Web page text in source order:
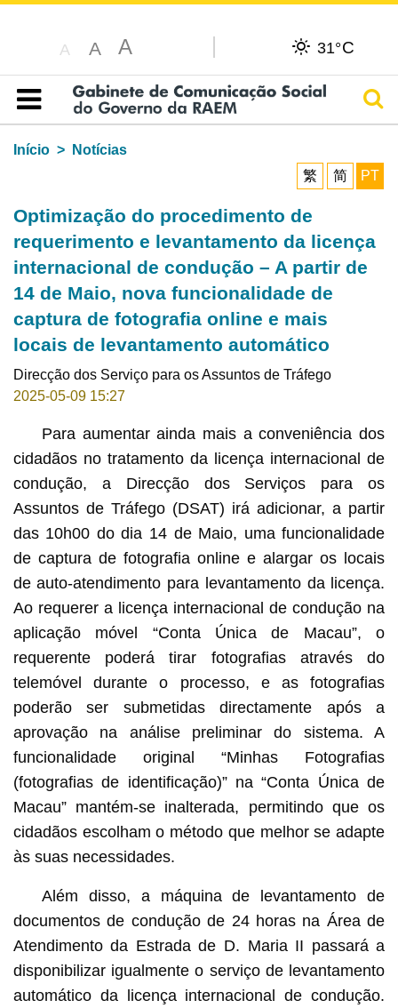
A A A 31°C
Índice
Início
Notícias
繁
简 PT
Optimização do procedimento de
requerimento e levantamento da licença
internacional de condução – A partir de
14 de Maio, nova funcionalidade de
captura de fotografia online e mais
locais de levantamento automático
Direcção dos Serviço para os Assuntos de Tráfego
2025-05-09 15:27
Para aumentar ainda mais a conveniência dos
cidadãos no tratamento da licença internacional de
condução, a Direcção dos Serviços para os
Assuntos de Tráfego (DSAT) irá adicionar, a partir
das 10h00 do dia 14 de Maio, uma funcionalidade
de captura de fotografia online e alargar os locais
de auto-atendimento para levantamento da licença.
Ao requerer a licença internacional de condução na
aplicação móvel “Conta Única de Macau”, o
requerente poderá tirar fotografias através do
telemóvel durante o processo, e as fotografias
poderão ser submetidas directamente após a
aprovação na análise preliminar do sistema. A
funcionalidade original “Minhas Fotografias
(fotografias de identificação)” na “Conta Única de
Macau” mantém-se inalterada, permitindo que os
cidadãos escolham o método que melhor se adapte
às suas necessidades.
Além disso, a máquina de levantamento de
documentos de condução de 24 horas na Área de
Atendimento da Estrada de D. Maria II passará a
disponibilizar igualmente o serviço de levantamento
automático da licença internacional de condução.